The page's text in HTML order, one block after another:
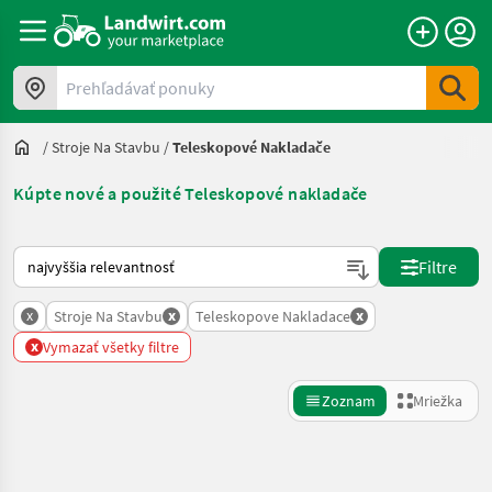
Prehľadávať ponuky
/Stroje Na Stavbu /Teleskopové Nakladače
Kúpte nové a použité Teleskopové nakladače
Takto sa vykonáva triedenie na Landwirt.com
Filtre
x Stroje Na Stavbu x Teleskopove Nakladace x
x Vymazať všetky filtre
Zoznam Mriežka